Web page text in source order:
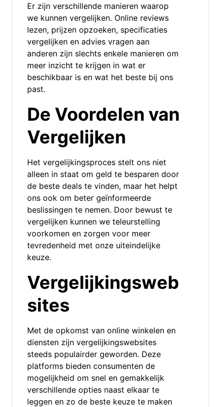
Er zijn verschillende manieren waarop
we kunnen vergelijken. Online reviews
lezen, prijzen opzoeken, specificaties
vergelijken en advies vragen aan
anderen zijn slechts enkele manieren om
meer inzicht te krijgen in wat er
beschikbaar is en wat het beste bij ons
past.
De Voordelen van
Vergelijken
Het vergelijkingsproces stelt ons niet
alleen in staat om geld te besparen door
de beste deals te vinden, maar het helpt
ons ook om beter geïnformeerde
beslissingen te nemen. Door bewust te
vergelijken kunnen we teleurstelling
voorkomen en zorgen voor meer
tevredenheid met onze uiteindelijke
keuze.
Vergelijkingsweb
sites
Met de opkomst van online winkelen en
diensten zijn vergelijkingswebsites
steeds populairder geworden. Deze
platforms bieden consumenten de
mogelijkheid om snel en gemakkelijk
verschillende opties naast elkaar te
leggen en zo de beste keuze te maken